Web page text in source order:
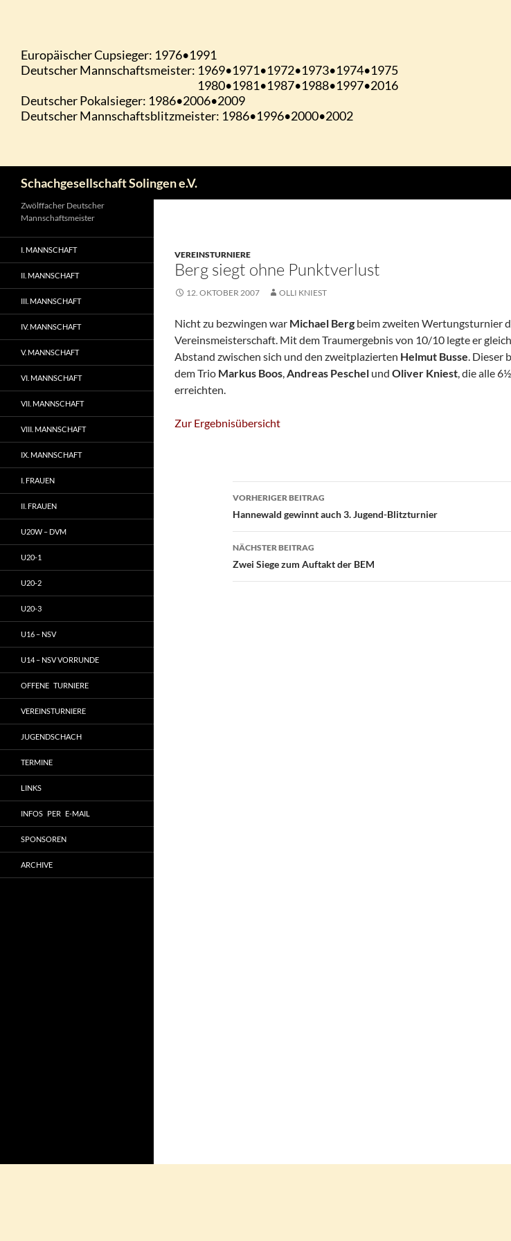
Schachgesellschaft Solingen e.V.
VEREINSTURNIERE
Berg siegt ohne Punktverlust
12. OKTOBER 2007 OLLI KNIEST
Nicht zu bezwingen war Michael Berg beim zweiten Wertungsturnier
Vereinsmeisterschaft. Mit dem Traumergebnis von 10/10 legte er
Abstand zwischen sich und den zweitplazierten Helmut Busse. Dieser
dem Trio Markus Boos,Andreas Peschel und Oliver Kniest, die alle
erreichten.
Zur Ergebnisübersicht
Beitragsnavigation
VORHERIGER BEITRAG
Hannewald gewinnt auch 3. Jugend-Blitzturnier
NÄCHSTER BEITRAG
Zwei Siege zum Auftakt der BEM
Zwölffacher Deutscher
Mannschaftsmeister
I. MANNSCHAFT
II. MANNSCHAFT
III. MANNSCHAFT
IV. MANNSCHAFT
V. MANNSCHAFT
VI. MANNSCHAFT
VII. MANNSCHAFT
VIII. MANNSCHAFT
IX. MANNSCHAFT
I. FRAUEN
II. FRAUEN
U20W – DVM
U20-1
U20-2
U20-3
U16 – NSV
U14 – NSV VORRUNDE
OFFENE TURNIERE
VEREINSTURNIERE
JUGENDSCHACH
TERMINE
LINKS
INFOS PER E-MAIL
SPONSOREN
ARCHIVE